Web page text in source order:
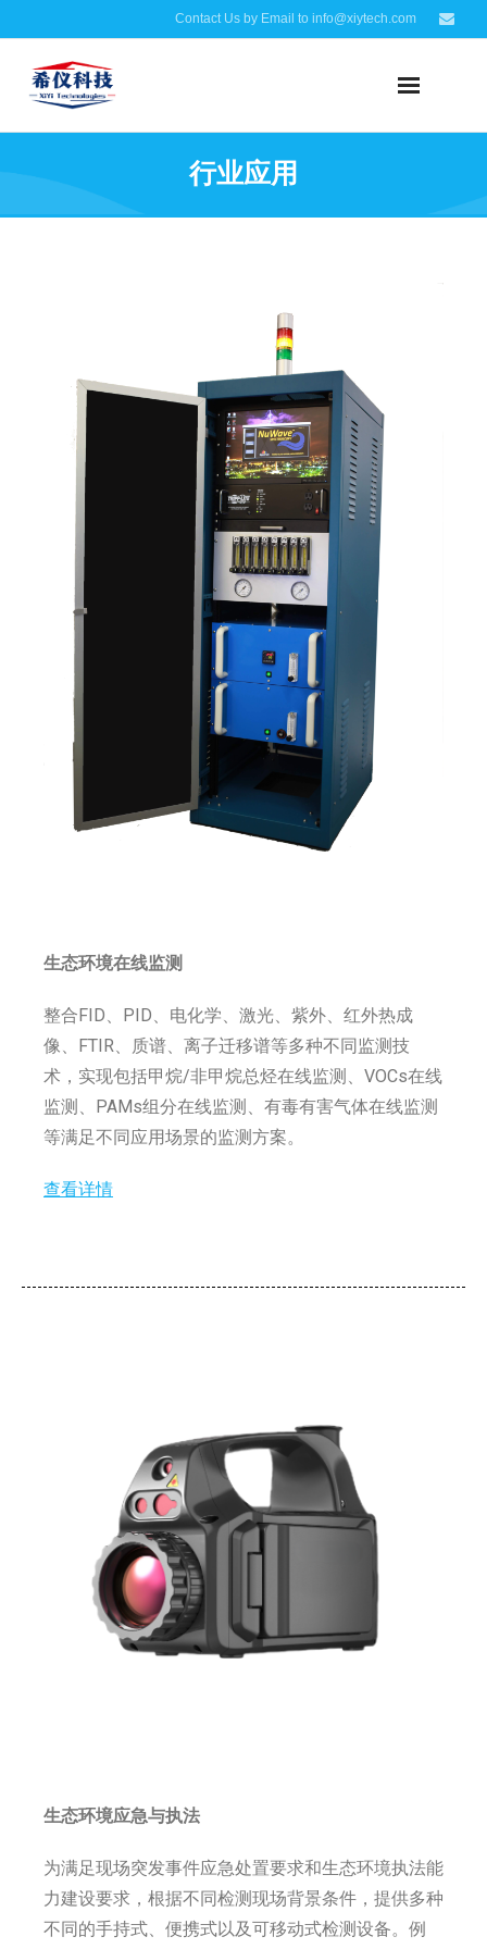
Contact Us by Email to info@xiytech.com
行业应用
生态环境在线监测
整合FID、PID、电化学、激光、紫外、红外热成
像、FTIR、质谱、离子迁移谱等多种不同监测技
术，实现包括甲烷/非甲烷总烃在线监测、VOCs在线
监测、PAMs组分在线监测、有毒有害气体在线监测
等满足不同应用场景的监测方案。
查看详情
生态环境应急与执法
为满足现场突发事件应急处置要求和生态环境执法能
力建设要求，根据不同检测现场背景条件，提供多种
不同的手持式、便携式以及可移动式检测设备。例